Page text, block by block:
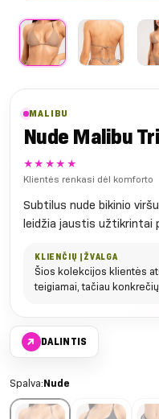
MALIBU
Nude Malibu
★★★★★
Klientės renkasi dėl komforto
Subtilus nude bikinio
leidžia jaustis užtikrintai
KLIENČIŲ ĮŽVALGA
Šios kolekcijos klientės
teigiamai, tačiau
↗ DALINTIS
Spalva:Nude